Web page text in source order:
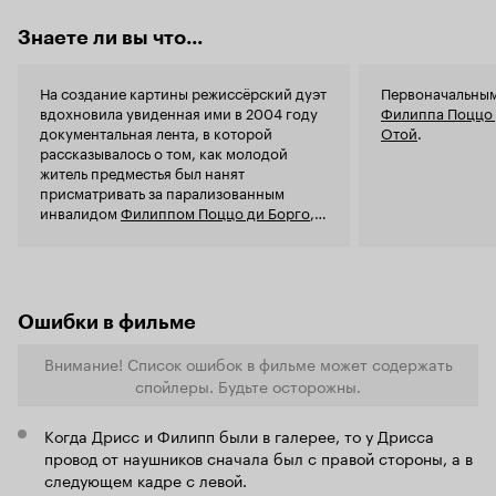
что-то, что заставляет видеть в нем трагедию.
культе наслаждения - вот ты можешь ощущать
вот все это, есть это, пить это, чувствовать это,
пусть ушами - ты живешь значит, а нет - значит
нет. А как сурова жизнь с его чернокожим
другом - которого просто мать выгоняет,
потому что у нее и так куча спиногрызов? Так
вот прозаично, просто, только тут режиссер не
видит проблемы, разочарование инвалида
слабину у
режиссеры
зрителей
которого
Картина не
Знаете ли вы что...
На создание картины режиссёрский дуэт
вдохновила увиденная ими в 2004 году
документальная лента, в которой
рассказывалось о том, как молодой
житель предместья был нанят
присматривать за парализованным
инвалидом Филиппом Поццо ди Борго
Филиппа Поццо
Отой
Ошибки в фильме
Внимание! Список ошибок в фильме может содержать
спойлеры. Будьте осторожны.
Когда Дрисс и Филипп были в галерее, то у Дрисса
провод от наушников сначала был с правой стороны, а в
следующем кадре с левой.